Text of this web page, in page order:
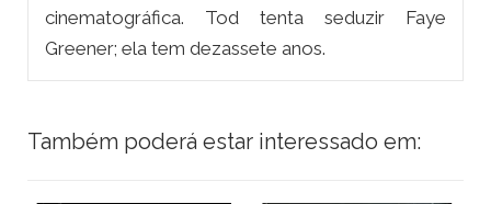
cinematográfica. Tod tenta seduzir Faye
Greener; ela tem dezassete anos.
Também poderá estar interessado em: